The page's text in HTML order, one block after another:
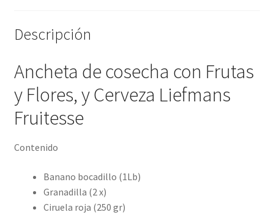
Descripción
Ancheta de cosecha con Frutas
y Flores, y Cerveza Liefmans
Fruitesse
Contenido
Banano bocadillo (1Lb)
Granadilla (2 x)
Ciruela roja (250 gr)